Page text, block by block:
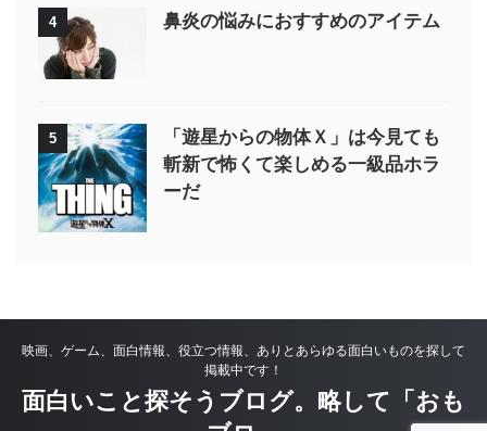
4 鼻炎の悩みにおすすめのアイテム
5
「遊星からの物体Ｘ」は今見ても
斬新で怖くて楽しめる一級品ホラ
ーだ
映画、ゲーム、面白情報、役立つ情報、ありとあらゆる面白いものを探して
掲載中です！
面白いこと探そうブログ。略して「おも